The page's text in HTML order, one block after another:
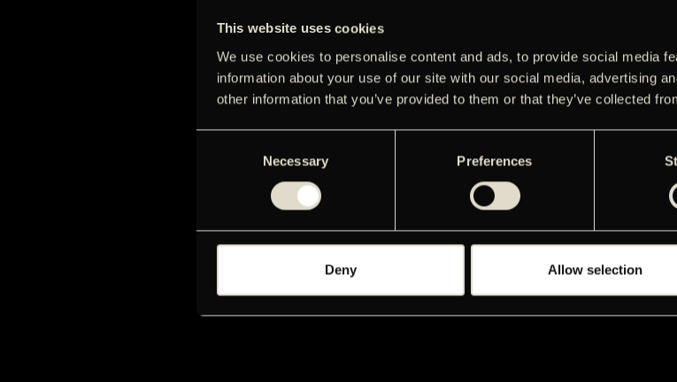
This website uses cookies
We use cookies to personalise content and ads, to provide social media
information about your use of our site with our social media, advertising
other information that you’ve provided to them or that they’ve collected
Necessary Preferences
Deny Allow selection